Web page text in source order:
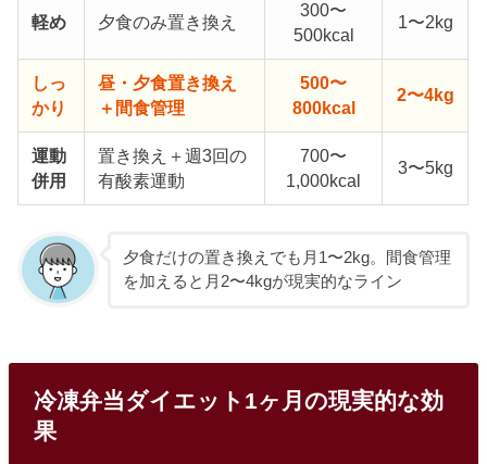
軽め 夕食のみ置き換え
300〜
500kcal
1〜2kg
しっ
かり
昼・夕食置き換え
＋間食管理
500〜
800kcal
2〜4kg
運動
併用
置き換え＋週3回の
有酸素運動
700〜
1,000kcal
3〜5kg
夕食だけの置き換えでも月1〜2kg。間食管理
を加えると月2〜4kgが現実的なライン
冷凍弁当ダイエット1ヶ月の現実的な効
果